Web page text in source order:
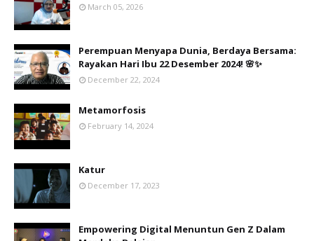
March 05, 2026
Perempuan Menyapa Dunia, Berdaya Bersama:
Rayakan Hari Ibu 22 Desember 2024! 🌸✨
December 22, 2024
Metamorfosis
February 14, 2024
Katur
December 17, 2023
Empowering Digital Menuntun Gen Z Dalam